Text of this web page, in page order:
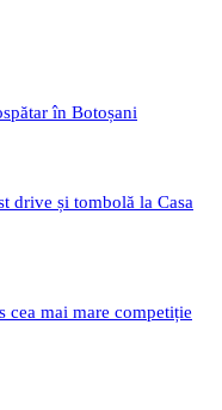
în Botoșani
drive și tombolă la Casa
cea mai mare competiție